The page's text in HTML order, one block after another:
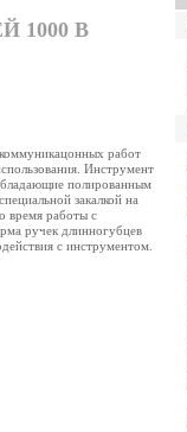
1000 В
работ
Инструмент
полированным
закалкой на
время работы с
ручек длинногубцев
с инструментом.